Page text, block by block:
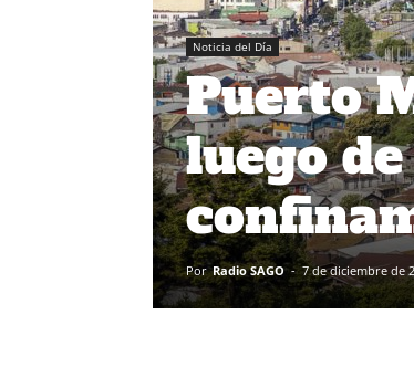
Noticia del Día
Puerto
luego
Por Radio SAGO - 7 de diciembre de